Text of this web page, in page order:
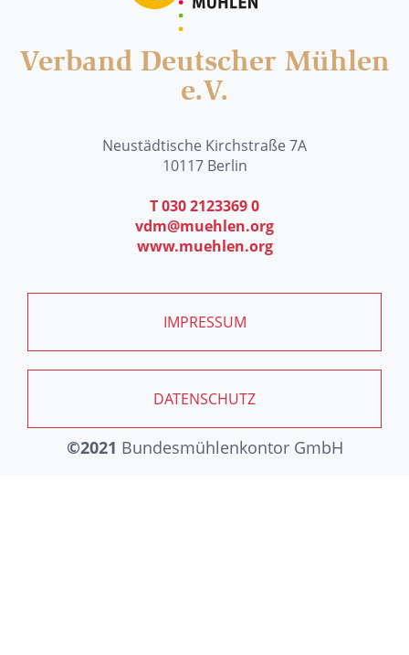
Verband Deutscher Mühlen
e.V.
Neustädtische Kirchstraße 7A
10117 Berlin
T 030 2123369 0
vdm@muehlen.org
www.muehlen.org
IMPRESSUM
DATENSCHUTZ
©2021 Bundesmühlenkontor GmbH